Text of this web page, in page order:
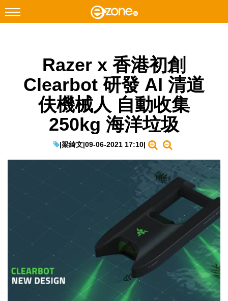
Facebook Instagram
科技焦點
EduTech
Enterprise Digital Transformation
Razer x 香港初創
Clearbot 研發 AI 清道
伕機械人 自動收集
250kg 海洋垃圾
|梁綺文|09-06-2021 17:10|